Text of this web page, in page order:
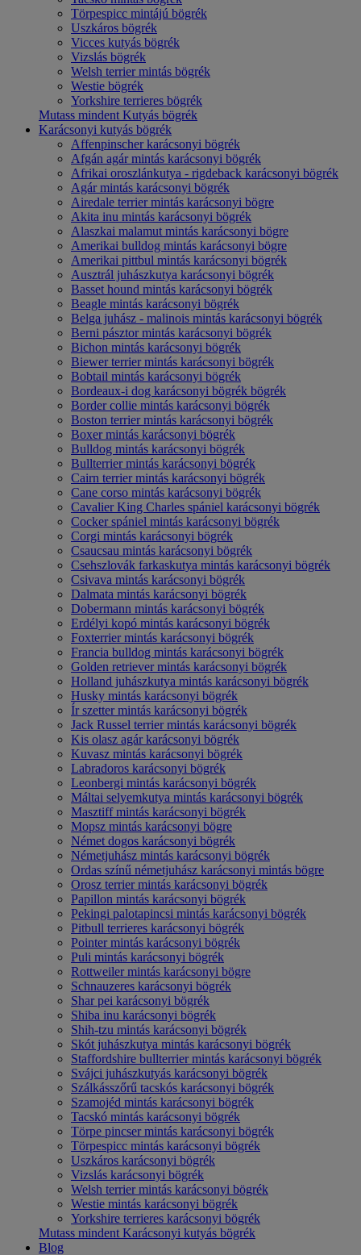
Törpespicc mintájú bögrék
Uszkáros bögrék
Vicces kutyás bögrék
Vizslás bögrék
Welsh terrier mintás bögrék
Westie bögrék
Yorkshire terrieres bögrék
Mutass mindent Kutyás bögrék
Karácsonyi kutyás bögrék
Affenpinscher karácsonyi bögrék
Afgán agár mintás karácsonyi bögrék
Afrikai oroszlánkutya - rigdeback karácsonyi bögrék
Agár mintás karácsonyi bögrék
Airedale terrier mintás karácsonyi bögre
Akita inu mintás karácsonyi bögrék
Alaszkai malamut mintás karácsonyi bögre
Amerikai bulldog mintás karácsonyi bögre
Amerikai pittbul mintás karácsonyi bögrék
Ausztrál juhászkutya karácsonyi bögrék
Basset hound mintás karácsonyi bögrék
Beagle mintás karácsonyi bögrék
Belga juhász - malinois mintás karácsonyi bögrék
Berni pásztor mintás karácsonyi bögrék
Bichon mintás karácsonyi bögrék
Biewer terrier mintás karácsonyi bögrék
Bobtail mintás karácsonyi bögrék
Bordeaux-i dog karácsonyi bögrék bögrék
Border collie mintás karácsonyi bögrék
Boston terrier mintás karácsonyi bögrék
Boxer mintás karácsonyi bögrék
Bulldog mintás karácsonyi bögrék
Bullterrier mintás karácsonyi bögrék
Cairn terrier mintás karácsonyi bögrék
Cane corso mintás karácsonyi bögrék
Cavalier King Charles spániel karácsonyi bögrék
Cocker spániel mintás karácsonyi bögrék
Corgi mintás karácsonyi bögrék
Csaucsau mintás karácsonyi bögrék
Csehszlovák farkaskutya mintás karácsonyi bögrék
Csivava mintás karácsonyi bögrék
Dalmata mintás karácsonyi bögrék
Dobermann mintás karácsonyi bögrék
Erdélyi kopó mintás karácsonyi bögrék
Foxterrier mintás karácsonyi bögrék
Francia bulldog mintás karácsonyi bögrék
Golden retriever mintás karácsonyi bögrék
Holland juhászkutya mintás karácsonyi bögrék
Husky mintás karácsonyi bögrék
Ír szetter mintás karácsonyi bögrék
Jack Russel terrier mintás karácsonyi bögrék
Kis olasz agár karácsonyi bögrék
Kuvasz mintás karácsonyi bögrék
Labradoros karácsonyi bögrék
Leonbergi mintás karácsonyi bögrék
Máltai selyemkutya mintás karácsonyi bögrék
Masztiff mintás karácsonyi bögrék
Mopsz mintás karácsonyi bögre
Német dogos karácsonyi bögrék
Németjuhász mintás karácsonyi bögrék
Ordas színű németjuhász karácsonyi mintás bögre
Orosz terrier mintás karácsonyi bögrék
Papillon mintás karácsonyi bögrék
Pekingi palotapincsi mintás karácsonyi bögrék
Pitbull terrieres karácsonyi bögrék
Pointer mintás karácsonyi bögrék
Puli mintás karácsonyi bögrék
Rottweiler mintás karácsonyi bögre
Schnauzeres karácsonyi bögrék
Shar pei karácsonyi bögrék
Shiba inu karácsonyi bögrék
Shih-tzu mintás karácsonyi bögrék
Skót juhászkutya mintás karácsonyi bögrék
Staffordshire bullterrier mintás karácsonyi bögrék
Svájci juhászkutyás karácsonyi bögrék
Szálkásszőrű tacskós karácsonyi bögrék
Szamojéd mintás karácsonyi bögrék
Tacskó mintás karácsonyi bögrék
Törpe pincser mintás karácsonyi bögrék
Törpespicc mintás karácsonyi bögrék
Uszkáros karácsonyi bögrék
Vizslás karácsonyi bögrék
Welsh terrier mintás karácsonyi bögrék
Westie mintás karácsonyi bögrék
Yorkshire terrieres karácsonyi bögrék
Mutass mindent Karácsonyi kutyás bögrék
Blog